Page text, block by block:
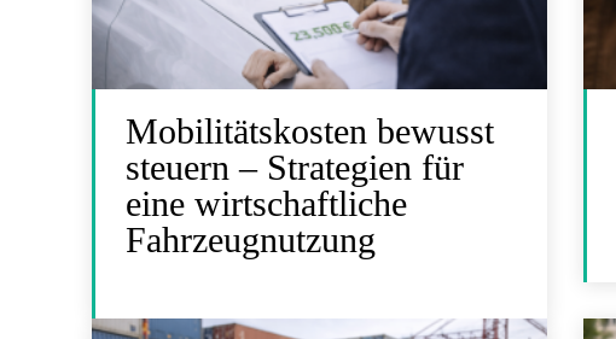
Mobilitätskosten bewusst
steuern – Strategien für
eine wirtschaftliche
Fahrzeugnutzung